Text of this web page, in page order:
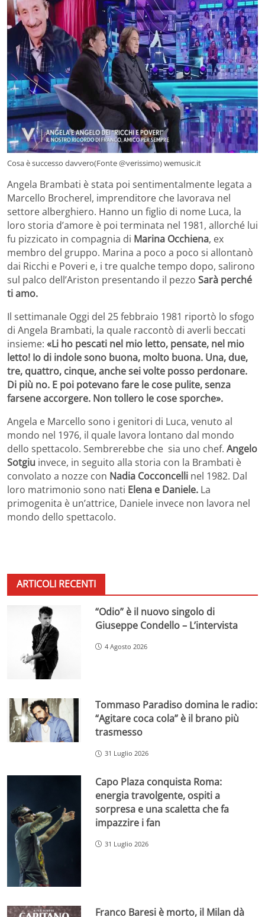
Cosa è successo davvero(Fonte @verissimo) wemusic.it
Angela Brambati è stata poi sentimentalmente legata a
Marcello Brocherel, imprenditore che lavorava nel
settore alberghiero. Hanno un figlio di nome Luca, la
loro storia d’amore è poi terminata nel 1981, allorché lui
fu pizzicato in compagnia di Marina Occhiena, ex
membro del gruppo. Marina a poco a poco si allontanò
dai Ricchi e Poveri e, i tre qualche tempo dopo, salirono
sul palco dell’Ariston presentando il pezzo Sarà perché
ti amo.
Il settimanale Oggi del 25 febbraio 1981 riportò lo sfogo
di Angela Brambati, la quale raccontò di averli beccati
insieme: «Li ho pescati nel mio letto, pensate, nel mio
letto! Io di indole sono buona, molto buona. Una, due,
tre, quattro, cinque, anche sei volte posso perdonare.
Di più no. E poi potevano fare le cose pulite, senza
farsene accorgere. Non tollero le cose sporche».
Angela e Marcello sono i genitori di Luca, venuto al
mondo nel 1976, il quale lavora lontano dal mondo
dello spettacolo. Sembrerebbe che sia uno chef. Angelo
Sotgiu invece, in seguito alla storia con la Brambati è
convolato a nozze con Nadia Cocconcelli nel 1982. Dal
loro matrimonio sono nati Elena e Daniele. La
primogenita è un’attrice, Daniele invece non lavora nel
mondo dello spettacolo.
ARTICOLI RECENTI
“Odio” è il nuovo singolo di
Giuseppe Condello – L’intervista
4 Agosto 2026
Tommaso Paradiso domina le radio:
“Agitare coca cola” è il brano più
trasmesso
31 Luglio 2026
Capo Plaza conquista Roma:
energia travolgente, ospiti a
sorpresa e una scaletta che fa
impazzire i fan
31 Luglio 2026
Franco Baresi è morto, il Milan dà